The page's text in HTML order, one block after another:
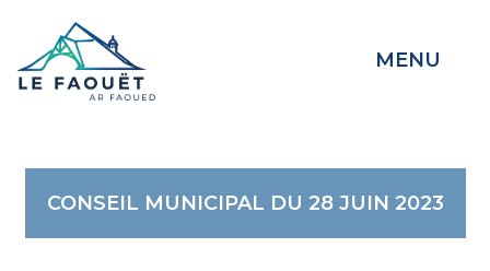
MENU
CONSEIL MUNICIPAL DU 28 JUIN 2023